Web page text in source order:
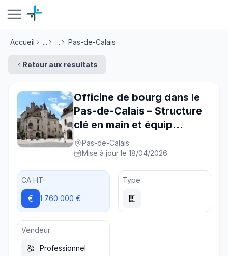
Accueil ... ... Pas-de-Calais
Retour aux résultats
Officine de bourg dans le
Pas-de-Calais – Structure
clé en main et équip...
Pas-de-Calais
Mise à jour le 18/04/2026
CA HT
€ 1 760 000 €
Type
Vendeur
Professionnel